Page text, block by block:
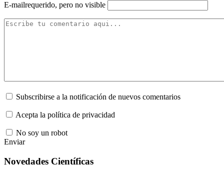
E-mailrequerido, pero no visible
Subscribirse a la notificación de nuevos comentarios
Acepta la política de privacidad
No soy un robot
Enviar
Novedades Científicas